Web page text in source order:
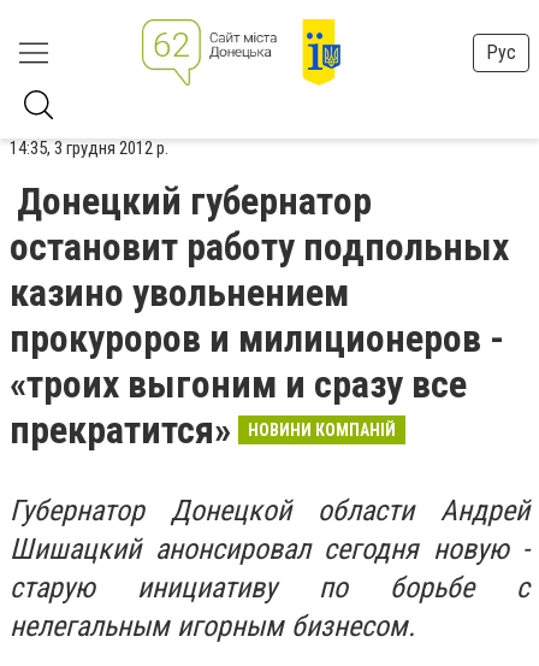
Рус
14:35, 3 грудня 2012 р.
Донецкий губернатор
остановит работу подпольных
казино увольнением
прокуроров и милиционеров -
«троих выгоним и сразу все
прекратится»
НОВИНИ КОМПАНІЙ
Губернатор Донецкой области Андрей
Шишацкий анонсировал сегодня новую -
старую инициативу по борьбе с
нелегальным игорным бизнесом.